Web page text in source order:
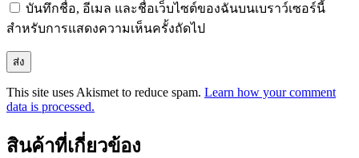
บันทึกชื่อ, อีเมล และชื่อเว็บไซต์ของฉันบนเบราว์เซอร์นี้
สำหรับการแสดงความเห็นครั้งถัดไป
This site uses Akismet to reduce spam. Learn how your comment
data is processed.
สินค้าที่เกี่ยวข้อง